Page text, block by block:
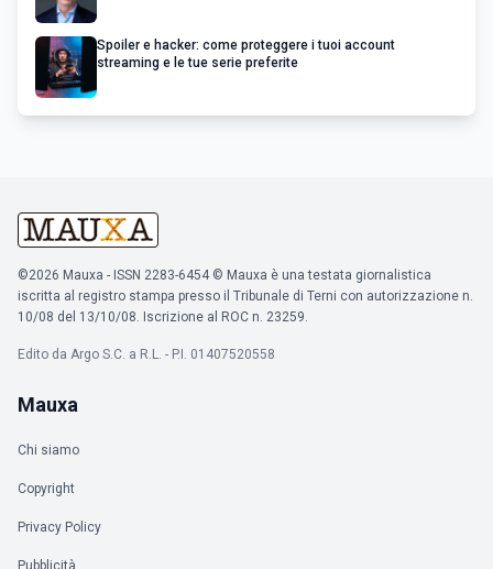
Spoiler e hacker: come proteggere i tuoi account
streaming e le tue serie preferite
©2026 Mauxa - ISSN 2283-6454 © Mauxa è una testata giornalistica
iscritta al registro stampa presso il Tribunale di Terni con autorizzazione n.
10/08 del 13/10/08. Iscrizione al ROC n. 23259.
Edito da Argo S.C. a R.L. - P.I. 01407520558
Mauxa
Chi siamo
Copyright
Privacy Policy